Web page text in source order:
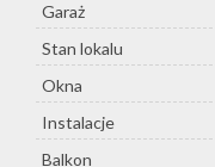
Garaż
Stan lokalu
Okna
Instalacje
Balkon